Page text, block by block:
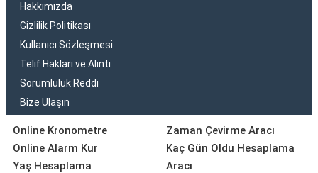
Hakkımızda
Gizlilik Politikası
Kullanıcı Sözleşmesi
Telif Hakları ve Alıntı
Sorumluluk Reddi
Bize Ulaşın
Online Kronometre
Online Alarm Kur
Yaş Hesaplama
Zaman Çevirme Aracı
Kaç Gün Oldu Hesaplama
Aracı